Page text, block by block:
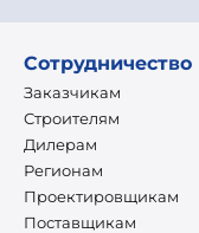
Сотрудничество
Заказчикам
Строителям
Дилерам
Регионам
Проектировщикам
Поставщикам